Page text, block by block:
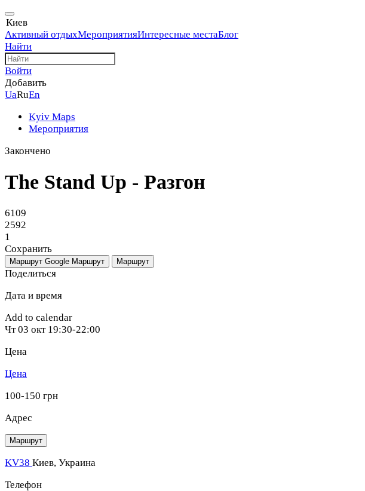
Киев
Активный отдыхМероприятияИнтересные местаБлог
Найти
Войти
Добавить
UaRuEn
Kyiv Maps
Мероприятия
Закончено
The Stand Up - Разгон
6109
2592
1
Сохранить
Маршрут Google Маршрут Маршрут
Поделиться
Дата и время
Add to calendar
Чт 03 окт 19:30-22:00
Цена
Цена
100-150 грн
Адрес
Маршрут
KV38 Киев, Украина
Телефон